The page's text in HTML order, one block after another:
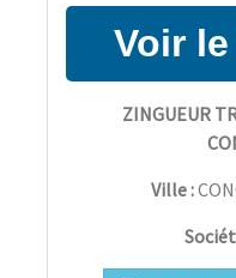
ZINGUEUR
Ville :